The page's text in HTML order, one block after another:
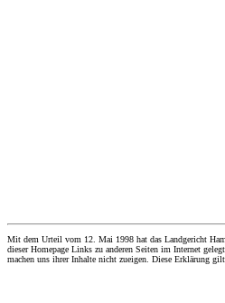
Mit dem Urteil vom 12. Mai 1998 hat das Landgericht
dieser Homepage Links zu anderen Seiten im Internet
machen uns ihrer Inhalte nicht zueigen. Diese Erklärung